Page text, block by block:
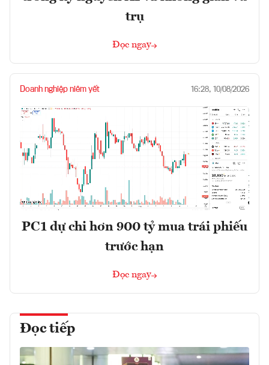
trụ
Đọc ngay
Doanh nghiệp niêm yết 16:28, 10/08/2026
PC1 dự chi hơn 900 tỷ mua trái phiếu
trước hạn
Đọc ngay
Đọc tiếp